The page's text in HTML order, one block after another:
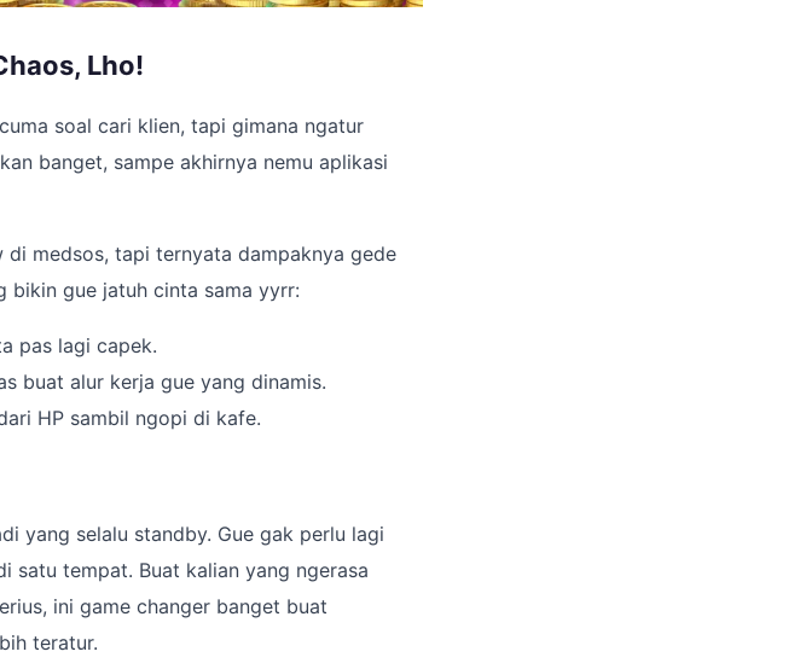
Lho!
soal cari klien, tapi gimana ngatur
banget, sampe akhirnya nemu aplikasi
medsos, tapi ternyata dampaknya gede
bikin gue jatuh cinta sama yyrr:
pas lagi capek.
buat alur kerja gue yang dinamis.
HP sambil ngopi di kafe.
yang selalu standby. Gue gak perlu lagi
satu tempat. Buat kalian yang ngerasa
ini game changer banget buat
teratur.